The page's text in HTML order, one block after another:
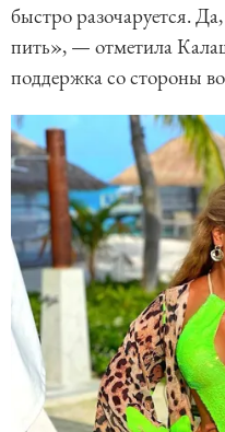
быстро разочаруется.
пить», — отметила
поддержка со стороны